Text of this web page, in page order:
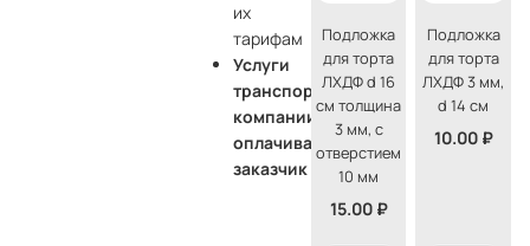
их
тарифам
Услуги
транспортной
компании
оплачивает
заказчик
Подложка
для торта
ЛХДФ d 16
см толщина
3 мм, с
отверстием
10 мм
15.00 ₽
Подложка
для торта
ЛХДФ 3 мм,
d 14 см
10.00 ₽